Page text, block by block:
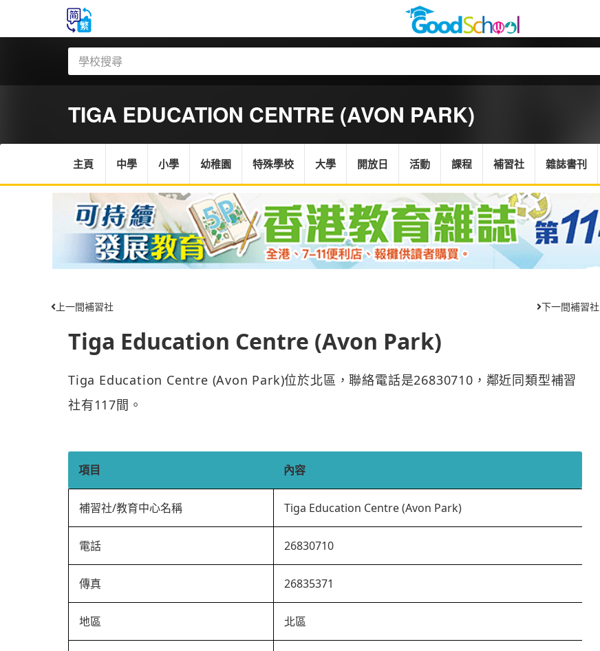
TIGA EDUCATION CENTRE (AVON PARK)
主頁 中學 小學 幼稚園 特殊學校 大學 開放日 活動 課程 補習社 雜誌書刊
上一間補習社 下一間補習社
Tiga Education Centre (Avon Park)
Tiga Education Centre (Avon Park)位於北區，聯絡電話是26830710，鄰近同類型補習
社有117間。
項目 內容
補習社/教育中心名稱 Tiga Education Centre (Avon Park)
電話 26830710
傳真 26835371
地區 北區